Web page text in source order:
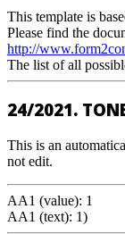
This template is
Please find the
http://
The list of all
24/2021.
This is an
not edit.
AA1 (value): 1
AA1 (text): 1)